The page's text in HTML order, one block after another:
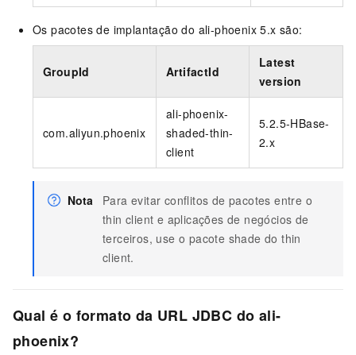
Os pacotes de implantação do ali-phoenix 5.x são:
GroupId ArtifactId
Latest
version
com.aliyun.phoenix
ali-phoenix-
shaded-thin-
client
5.2.5-HBase-
2.x
Nota
Para evitar conflitos de pacotes entre o
thin client e aplicações de negócios de
terceiros, use o pacote shade do thin
client.
Qual é o formato da URL JDBC do ali-
phoenix?